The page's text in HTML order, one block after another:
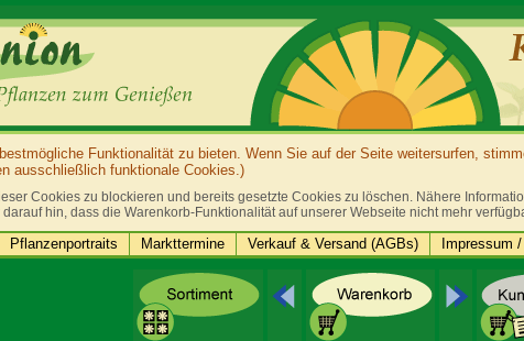
Funktionalität zu bieten. Wenn Sie auf der Seite weitersurfen,
ausschließlich funktionale Cookies.)
Cookies zu blockieren und bereits gesetzte Cookies zu löschen. Nähere
darauf hin, dass die Warenkorb-Funktionalität auf unserer Webseite nicht mehr
Pflanzenportraits Markttermine Verkauf & Versand (AGBs) Impressum